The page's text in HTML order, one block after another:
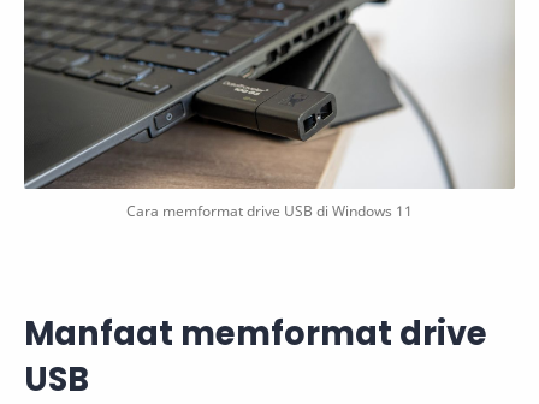
Cara memformat drive USB di Windows 11
Manfaat memformat drive
USB